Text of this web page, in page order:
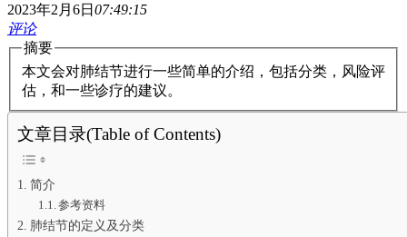
2023年2月6日 07:49:15
评论
摘要
本文会对肺结节进行一些简单的介绍，包括分类，风险评
估，和一些诊疗的建议。
文章目录(Table of Contents)
简介
参考资料
肺结节的定义及分类